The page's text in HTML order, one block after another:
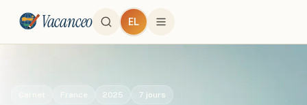
Vacanceo EL
France 2025 7 jours